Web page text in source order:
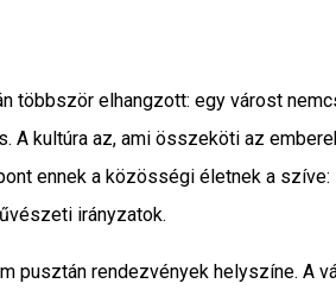
többször elhangzott: egy várost
A kultúra az, ami összeköti az
ennek a közösségi életnek a
irányzatok.
pusztán rendezvények helyszíne. A